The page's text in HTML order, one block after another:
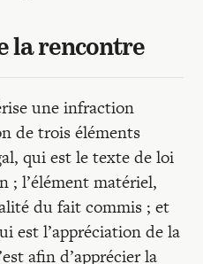
la rencontre
une infraction
de trois éléments
qui est le texte de loi
; l’élément matériel,
du fait commis ; et
est l’appréciation de la
afin d’apprécier la